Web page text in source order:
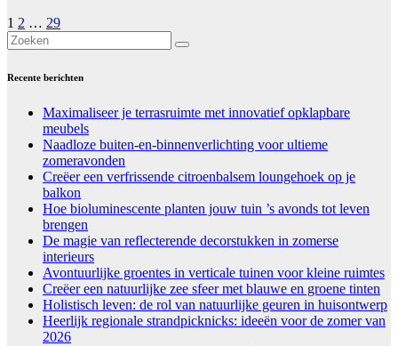
1 2 … 29
Recente berichten
Maximaliseer je terrasruimte met innovatief opklapbare
meubels
Naadloze buiten-en-binnenverlichting voor ultieme
zomeravonden
Creëer een verfrissende citroenbalsem loungehoek op je
balkon
Hoe bioluminescente planten jouw tuin ’s avonds tot leven
brengen
De magie van reflecterende decorstukken in zomerse
interieurs
Avontuurlijke groentes in verticale tuinen voor kleine ruimtes
Creëer een natuurlijke zee sfeer met blauwe en groene tinten
Holistisch leven: de rol van natuurlijke geuren in huisontwerp
Heerlijk regionale strandpicknicks: ideeën voor de zomer van
2026